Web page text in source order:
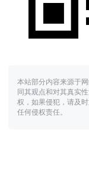
本站部分内容来源于
同其观点和对其真实
权，如果侵犯，请及
任何侵权责任。